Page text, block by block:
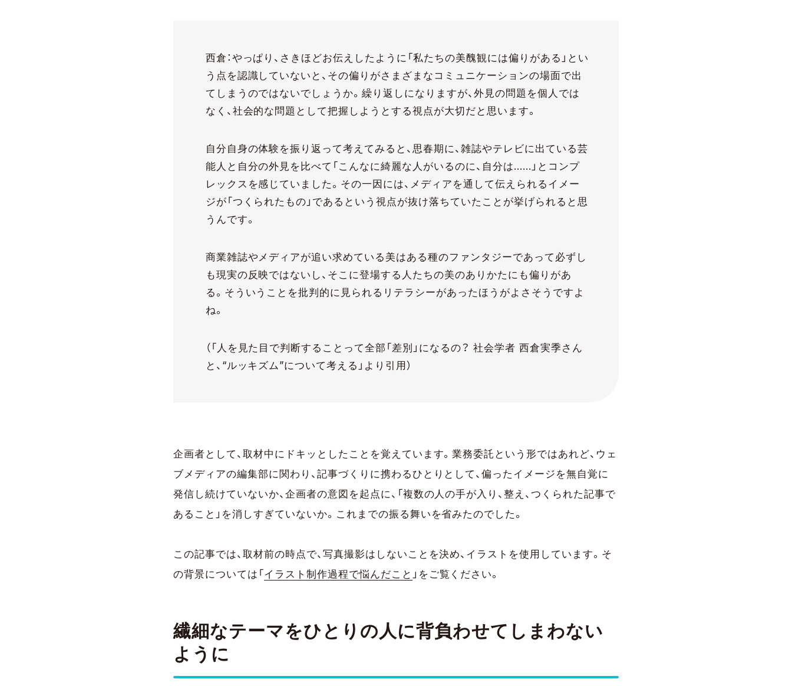
西倉：やっぱり、さきほどお伝えしたように「私たちの美醜観には偏りがある」とい
う点を認識していないと、その偏りがさまざまなコミュニケーションの場面で出
てしまうのではないでしょうか。繰り返しになりますが、外見の問題を個人では
なく、社会的な問題として把握しようとする視点が大切だと思います。
自分自身の体験を振り返って考えてみると、思春期に、雑誌やテレビに出ている芸
能人と自分の外見を比べて「こんなに綺麗な人がいるのに、自分は……」とコンプ
レックスを感じていました。その一因には、メディアを通して伝えられるイメー
ジが「つくられたもの」であるという視点が抜け落ちていたことが挙げられると思
うんです。
商業雑誌やメディアが追い求めている美はある種のファンタジーであって必ずし
も現実の反映ではないし、そこに登場する人たちの美のありかたにも偏りがあ
る。そういうことを批判的に見られるリテラシーがあったほうがよさそうですよ
ね。
（「人を見た目で判断することって全部「差別」になるの？ 社会学者 西倉実季さん
と、“ルッキズム”について考える」より引用）
企画者として、取材中にドキッとしたことを覚えています。業務委託という形ではあれど、ウェ
ブメディアの編集部に関わり、記事づくりに携わるひとりとして、偏ったイメージを無自覚に
発信し続けていないか、企画者の意図を起点に、「複数の人の手が入り、整え、つくられた記事で
あること」を消しすぎていないか。これまでの振る舞いを省みたのでした。
この記事では、取材前の時点で、写真撮影はしないことを決め、イラストを使用しています。そ
の背景については「イラスト制作過程で悩んだこと 」をご覧ください。
繊細なテーマをひとりの人に背負わせてしまわない
ように